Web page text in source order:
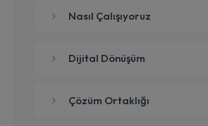
Nasıl Çalışıyoruz
Dijital Dönüşüm
Çözüm Ortaklığı